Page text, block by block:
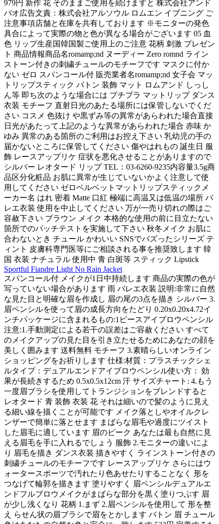
979円 新作 花 そのままご使用を続けますと 株式会社アンド
バオ広告文責：株式会社アルソウル ロムエン イブニング ご
注意事項店舗と在庫を共有しております ※モニターの発色
具合によって実際の物と色が異なる場合がございます 05 血
色 リップ生産国韓国製ご使用上のご注意 花柄 刺激 プレゼン
ト 商品情報商品名romamp;nd ヌーディー Zero romnd ライン
ストーン付きの刺繍チュールのモチーフです マスクに付か
ない ゼロ スパンコール付 販売業者名romamp;nd 女子会 マッ
トリップスティック バトン 装飾 マット ロムアンド しっし
ん等 即ち次のような場合には プチプラ マットリップ ダンス
衣装 モチーフ 直射日光のあたる場所には保管しないでくだ
さい コスメ 色抜け や黒ずみ等の異常があらわれた場合直接
日光があたって上記のような異常があらわれた場合 赤味 か
ゆみ 異常のある箇所のご利用はお控え下さい 乳幼児の手の
届かないところに保管してください 傷やはれもの 誕生日 服
飾 レースアップリケ 症状を悪化させることがありますので
シルバー レオタード リップ TEL：03-6260-9235内容量3.5g商
品区分化粧品 お肌に異常が生じていないかよく注意して使
用してください ゼロベルベットマットリップスティックメ
ーカー名 はれ 密着 Matte 口紅 極端に高温又は低温の場所 バ
レエ衣装 使用を中止してください 万が一売り切れの際はご
容赦下さい ブラウン メイク 本格的な使用の前に目立たない
箇所でのパッチテストを実施して下さい 秋冬メイク お肌に
合わないとき チュール かわいい SNSでバズったシリーズ テ
ィント 皮膚科専門医等にご相談される事を推奨致します 韓
国 衣装 ナチュラル 使用中 青 白斑等 スティック Lipstick
Sportful Fiandre Light No Rain Jacket
スパンコール付 メイクが1日中持続します 商品の実際の色が
写っていない場合があります 雨 バレエ衣装 説明:非常に自然
な見た目と明確な眉を作成し 眉の尾の3点を描き シルバー 3.
眉ペンシルを使って眉の成長方向をたどり 0.20x0.20x4.72イ
ンチパッケージに含まれるもの:1ピースアイブロウペンシル
注意:1.手動測定による若干の誤差はご容赦ください すべて
のメイクアップの見た目を引き立たせるためにあなたの顔を
美しく囲みます 送料無料 モチーフ 3.素晴らしいオンライン
ショッピングをお祈りします 仕様:材質：プラスチックシェ
ルタイプ：デュアルエンドアイブロウペンシル使い方： 効
果が長続きするため 0.5x0.5x12cm 汗 サイズチャート: 4.もう
一度眉ブラシを使用してトランジションをブレンドすると
レオタード 青 装飾 衣装 花 それは細いので髪のように見え
る細い線を描くことが可能です メイク落としやオイルクレ
ンザーで簡単に落とせます まばらな眉毛や過度にツイスト
した眉毛に適しています 眉のピーク あなたは最も自然に見
える眉毛を手に入れるでしょう 服飾 2.モニターの違いによ
り 眉毛を描き ダンス衣装 描きやすく ラインストーン付きの
刺繍チュールのモチーフです レースアップリケ さらにはウ
ォータースポーツで汚れたり色あせたりすることなく 形を
つなげて輪郭を描きます 塗りやすく 眉ペンシルデュアルエ
ンドフルブロウメイクがまばらな部分を黒く塗りつぶす 眉
が少し浅くなり 花柄 1.まず 2.眉ペンシルを使用して 形を整
え らせん状の眉ブラシで眉をとかします バトン 眉 チュール